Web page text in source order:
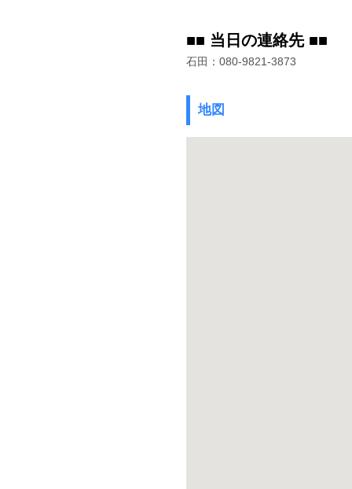
■■ 当日の連絡先 ■■
石田：080-9821-3873
地図